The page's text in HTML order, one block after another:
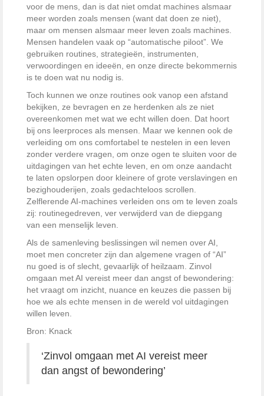
voor de mens, dan is dat niet omdat machines alsmaar
meer worden zoals mensen (want dat doen ze niet),
maar om mensen alsmaar meer leven zoals machines.
Mensen handelen vaak op “automatische piloot”. We
gebruiken routines, strategieën, instrumenten,
verwoordingen en ideeën, en onze directe bekommernis
is te doen wat nu nodig is.
Toch kunnen we onze routines ook vanop een afstand
bekijken, ze bevragen en ze herdenken als ze niet
overeenkomen met wat we echt willen doen. Dat hoort
bij ons leerproces als mensen. Maar we kennen ook de
verleiding om ons comfortabel te nestelen in een leven
zonder verdere vragen, om onze ogen te sluiten voor de
uitdagingen van het echte leven, en om onze aandacht
te laten opslorpen door kleinere of grote verslavingen en
bezighouderijen, zoals gedachteloos scrollen.
Zelflerende AI-machines verleiden ons om te leven zoals
zij: routinegedreven, ver verwijderd van de diepgang
van een menselijk leven.
Als de samenleving beslissingen wil nemen over AI,
moet men concreter zijn dan algemene vragen of “AI”
nu goed is of slecht, gevaarlijk of heilzaam. Zinvol
omgaan met AI vereist meer dan angst of bewondering:
het vraagt om inzicht, nuance en keuzes die passen bij
hoe we als echte mensen in de wereld vol uitdagingen
willen leven.
Bron: Knack
‘Zinvol omgaan met AI vereist meer
dan angst of bewondering’